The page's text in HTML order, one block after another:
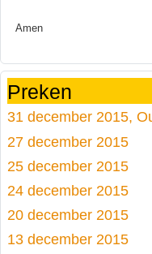
Amen
Preken
31 december 2015,
27 december 2015
25 december 2015
24 december 2015
20 december 2015
13 december 2015